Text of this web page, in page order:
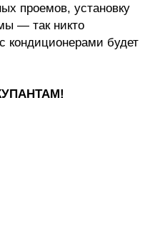
проемов, установку
— так никто
кондиционерами будет